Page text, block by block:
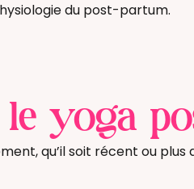
du post-partum.
le yoga
qu’il soit récent ou plus